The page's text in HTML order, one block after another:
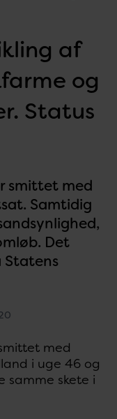
af
og
Status
smittet med
Samtidig
Det
Statens
med
i uge 46 og
samme skete i